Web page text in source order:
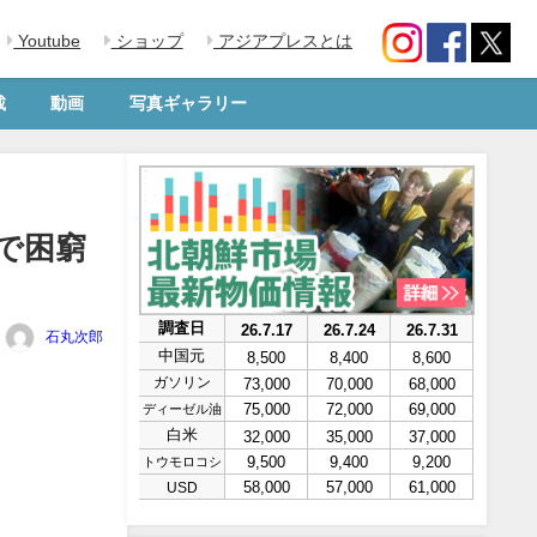
Youtube ショップ アジアプレスとは
動画 写真ギャラリー
困窮
石丸次郎